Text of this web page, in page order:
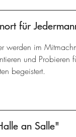
für
werden im
und Probieren
begeistert.
an Salle"